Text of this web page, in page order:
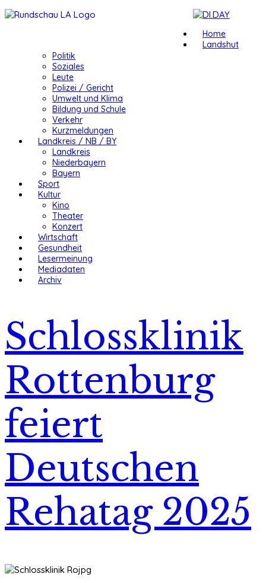
Home
Landshut
Politik
Soziales
Leute
Polizei / Gericht
Umwelt und Klima
Bildung und Schule
Verkehr
Kurzmeldungen
Landkreis / NB / BY
Landkreis
Niederbayern
Bayern
Sport
Kultur
Kino
Theater
Konzert
Wirtschaft
Gesundheit
Lesermeinung
Mediadaten
Archiv
Schlossklinik
Rottenburg
feiert
Deutschen
Rehatag 2025